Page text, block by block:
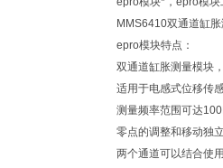
MMS6410双通道缸
epro模块特点：
双通道缸胀测量模块
适用于电感式位移传
测量频率范围可达
零点的调整和移动独
两个通道可以结合使